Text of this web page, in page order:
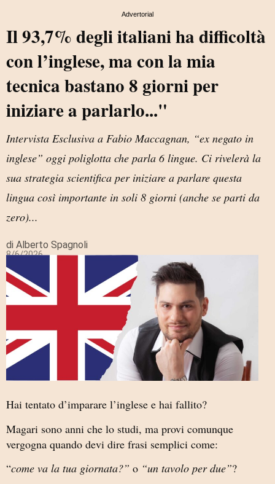
Advertorial
Il 93,7% degli italiani ha difficoltà
con l’inglese, ma con la mia
tecnica bastano 8 giorni per
iniziare a parlarlo..."
Intervista Esclusiva a Fabio Maccagnan, “ex negato in
inglese” oggi poliglotta che parla 6 lingue. Ci rivelerà la
sua strategia scientifica per iniziare a parlare questa
lingua così importante in soli 8 giorni (anche se parti da
zero)...
di Alberto Spagnoli
8/6/2026
Hai tentato d’imparare l’inglese e hai fallito?
Magari sono anni che lo studi, ma provi comunque
vergogna quando devi dire frasi semplici come:
“come va la tua giornata?” o “un tavolo per due”?